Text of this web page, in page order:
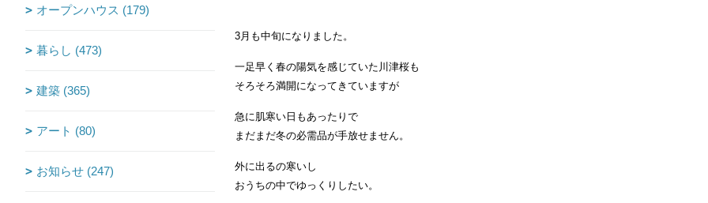
3月も中旬になりました。
一足早く春の陽気を感じていた川津桜も
そろそろ満開になってきていますが
急に肌寒い日もあったりで
まだまだ冬の必需品が手放せません。
外に出るの寒いし
おうちの中でゆっくりしたい。
オープンハウス (179)
暮らし (473)
建築 (365)
アート (80)
お知らせ (247)